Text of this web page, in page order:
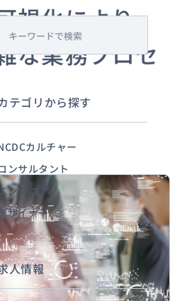
お問い合わせ
視化により、
な業務プロセ
e
a
h
テゴリから探す
カルチャー
ンサルタント
ンジニア
ザイナー
人情報